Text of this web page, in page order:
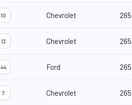
10 Chevrolet 265
13 Chevrolet 265
44 Ford 265
7 Chevrolet 265